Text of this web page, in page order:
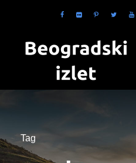
Tag